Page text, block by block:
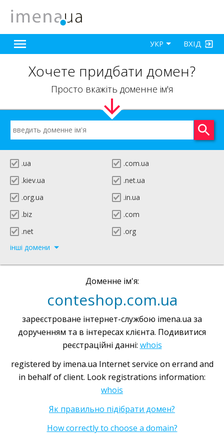
ВХІД
УКР
Хочете придбати домен?
Просто вкажіть доменне ім'я
.ua
.com.ua
.kiev.ua
.net.ua
.org.ua
.in.ua
.biz
.com
.net
.org
інші домени
Доменне ім'я:
conteshop.com.ua
зареєстроване інтернет-службою imena.ua за
дорученням та в інтересах клієнта. Подивитися
реєстраційні данні: whois
registered by imena.ua Internet service on errand and
in behalf of client. Look registrations information:
whois
Як правильно підібрати домен?
How correctly to choose a domain?